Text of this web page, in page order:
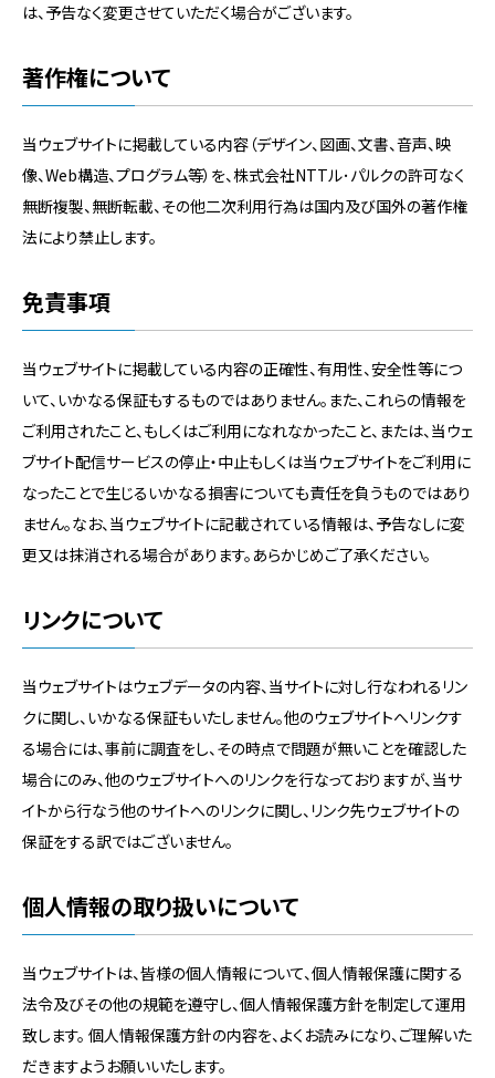
は、予告なく変更させていただく場合がございます。
著作権について
当ウェブサイトに掲載している内容（デザイン、図画、文書、音声、映
像、Web構造、プログラム等）を、株式会社NTTル･パルクの許可なく
無断複製、無断転載、その他二次利用行為は国内及び国外の著作権
法により禁止します。
免責事項
当ウェブサイトに掲載している内容の正確性、有用性、安全性等につ
いて、いかなる保証もするものではありません。また、これらの情報を
ご利用されたこと、もしくはご利用になれなかったこと、または、当ウェ
ブサイト配信サービスの停止・中止もしくは当ウェブサイトをご利用に
なったことで生じるいかなる損害についても責任を負うものではあり
ません。なお、当ウェブサイトに記載されている情報は、予告なしに変
更又は抹消される場合があります。あらかじめご了承ください。
リンクについて
当ウェブサイトはウェブデータの内容、当サイトに対し行なわれるリン
クに関し、いかなる保証もいたしません。他のウェブサイトへリンクす
る場合には、事前に調査をし、その時点で問題が無いことを確認した
場合にのみ、他のウェブサイトへのリンクを行なっておりますが、当サ
イトから行なう他のサイトへのリンクに関し、リンク先ウェブサイトの
保証をする訳ではございません。
個人情報の取り扱いについて
当ウェブサイトは、皆様の個人情報について、個人情報保護に関する
法令及びその他の規範を遵守し、個人情報保護方針を制定して運用
致します。 個人情報保護方針の内容を、よくお読みになり、ご理解いた
だきますようお願いいたします。